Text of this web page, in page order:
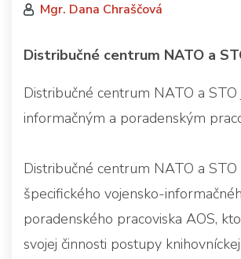
Mgr. Dana Chraščová
Distribučné centrum NATO a
Distribučné centrum NATO a
informačným a poradenským
Distribučné centrum NATO a
špecifického vojensko-
poradenského pracoviska AOS,
svojej činnosti postupy